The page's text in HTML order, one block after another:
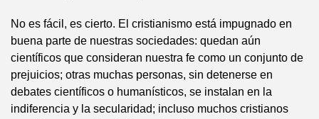
No es fácil, es cierto. El cristianismo está impugnado en
buena parte de nuestras sociedades: quedan aún
científicos que consideran nuestra fe como un conjunto de
prejuicios; otras muchas personas, sin detenerse en
debates científicos o humanísticos, se instalan en la
indiferencia y la secularidad; incluso muchos cristianos